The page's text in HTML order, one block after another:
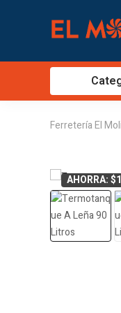
Ferretería El
AHORRA: